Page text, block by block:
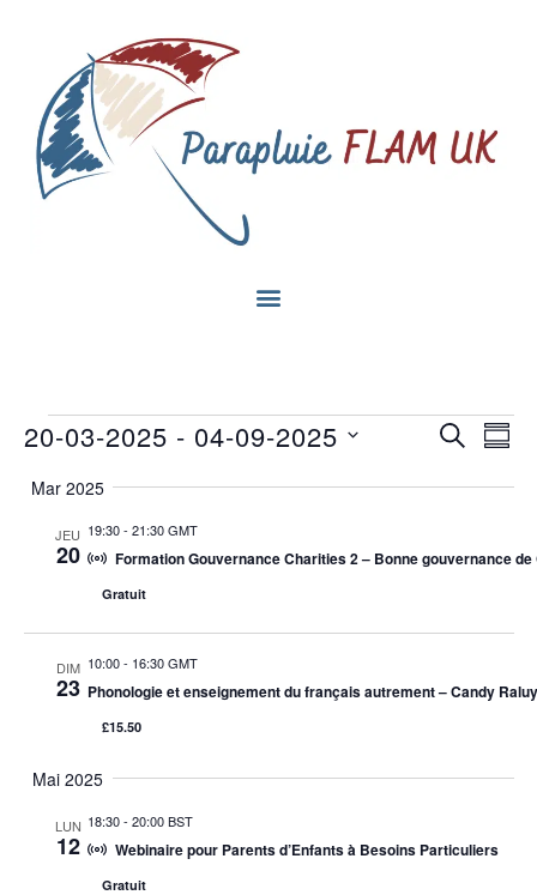
ET
DE
VUES
20-03-2025 - 04-09-2025
la
date
Mar 2025
JEU
20
19:30- 21:30 GMT
Formation Gouvernance Charities 2 – Bonne gouvernance
Gratuit
DIM
23
10:00- 16:30 GMT
Phonologie et enseignement du français autrement – Candy
£15.50
Mai 2025
LUN
12
18:30- 20:00 BST
Webinaire pour Parents d’Enfants à Besoins Particuliers
Gratuit